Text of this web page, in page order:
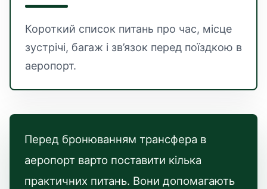
Короткий список питань про час, місце
зустрічі, багаж і зв’язок перед поїздкою в
аеропорт.
Перед бронюванням трансфера в
аеропорт варто поставити кілька
практичних питань. Вони допомагають